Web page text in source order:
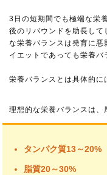
3日の短期間でも極端な栄
後のリバウンドを助長し
な栄養バランスは発育に
イエットであっても栄養バ
栄養バランスとは具体的に
理想的な栄養バランスは、
タンパク質13～20%
脂質20～30%